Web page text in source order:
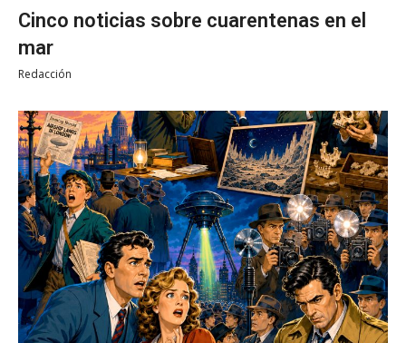
Cinco noticias sobre cuarentenas en el
mar
Redacción